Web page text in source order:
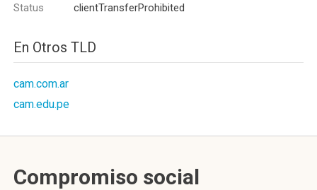
Status clientTransferProhibited
En Otros TLD
cam.com.ar
cam.edu.pe
Compromiso social